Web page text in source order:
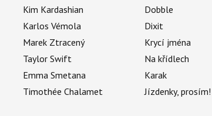
Kim Kardashian
Karlos Vémola
Marek Ztracený
Taylor Swift
Emma Smetana
Timothée Chalamet
Dobble
Dixit
Krycí jména
Na křídlech
Karak
Jízdenky, prosím!